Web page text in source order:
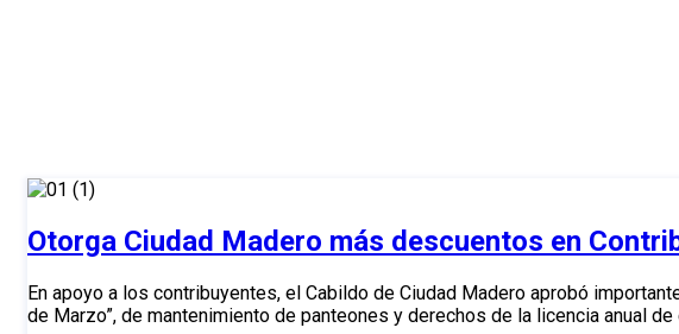
Otorga Ciudad Madero más descuentos en
En apoyo a los contribuyentes, el Cabildo de Ciudad Madero aprobó
de Marzo”, de mantenimiento de panteones y derechos de la licencia anual